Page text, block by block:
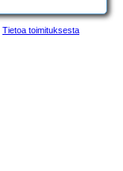
Tietoa toimituksesta